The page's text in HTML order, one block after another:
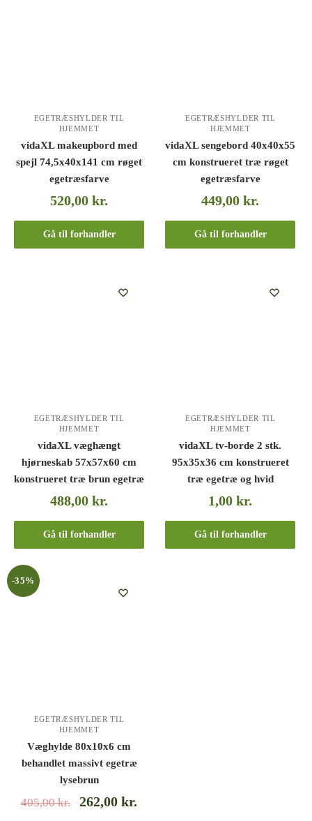
EGETRÆSHYLDER TIL
HJEMMET
vidaXL makeupbord med
spejl 74,5x40x141 cm røget
egetræsfarve
520,00kr.
Gå til forhandler
EGETRÆSHYLDER TIL
HJEMMET
vidaXL sengebord 40x40x55
cm konstrueret træ røget
egetræsfarve
449,00kr.
Gå til forhandler
EGETRÆSHYLDER TIL
HJEMMET
vidaXL væghængt
hjørneskab 57x57x60 cm
konstrueret træ brun egetræ
488,00kr.
Gå til forhandler
EGETRÆSHYLDER TIL
HJEMMET
vidaXL tv-borde 2 stk.
95x35x36 cm konstrueret
træ egetræ og hvid
1,00kr.
Gå til forhandler
-35%
EGETRÆSHYLDER TIL
HJEMMET
Væghylde 80x10x6 cm
behandlet massivt egetræ
lysebrun
405,00kr. 262,00kr.